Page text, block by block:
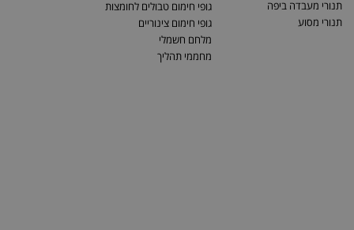
תנורי מעבדה ביפה
תנורי מסוע
גופי חימום טבולים לחומצות
גופי חימום צינוריים
מלחם חשמלי
מחממי תהליך